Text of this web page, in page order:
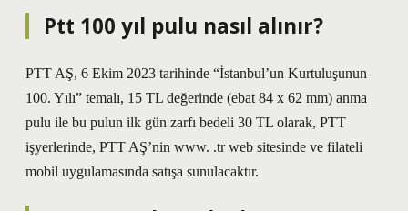
Ptt 100 yıl pulu nasıl alınır?
PTT AŞ, 6 Ekim 2023 tarihinde “İstanbul’un Kurtuluşunun
100. Yılı” temalı, 15 TL değerinde (ebat 84 x 62 mm) anma
pulu ile bu pulun ilk gün zarfı bedeli 30 TL olarak, PTT
işyerlerinde, PTT AŞ’nin www. .tr web sitesinde ve filateli
mobil uygulamasında satışa sunulacaktır.